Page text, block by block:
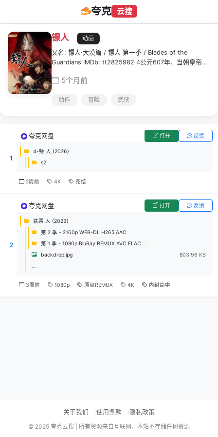
夸克 云搜
镖人
动画
又名: 镖人·大漠篇 / 镖人 第一季 / Blades of the
Guardians IMDb: tt2825982 4公元607年，当朝皇帝残
刀马行走于西域大漠，在躲避朝廷追杀的途中，他接下了
镖，却没想到一路危机起伏，险象环生。
5个月前
动作 冒险 武侠
1
夸克网盘 打开 反馈
4-镖.人 (2026)
s2
2周前 4K 完结
2
夸克网盘 打开 反馈
鉄票 人 (2023)
第 2 季 - 2160p WEB-DL H265 AAC
第 1 季 - 1080p BluRay REMUX AVC FLAC 2.0
backdrop.jpg
803.96 KB
...
3周前 1080p 原盘REMUX 4K 内封简中
关于我们 使用条款 隐私政策
© 2025 夸克云搜 | 所有资源来自互联网，本站不存储任何资源